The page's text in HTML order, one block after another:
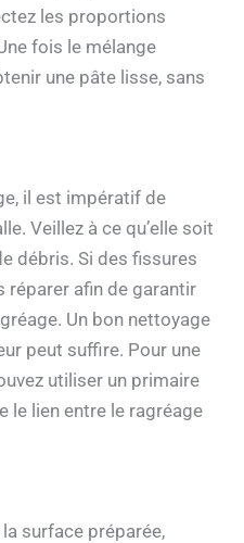
les proportions
fois le mélange
une pâte lisse, sans
il est impératif de
Veillez à ce qu’elle soit
débris. Si des fissures
réparer afin de garantir
Un bon nettoyage
peut suffire. Pour une
utiliser un primaire
le lien entre le ragréage
surface préparée,